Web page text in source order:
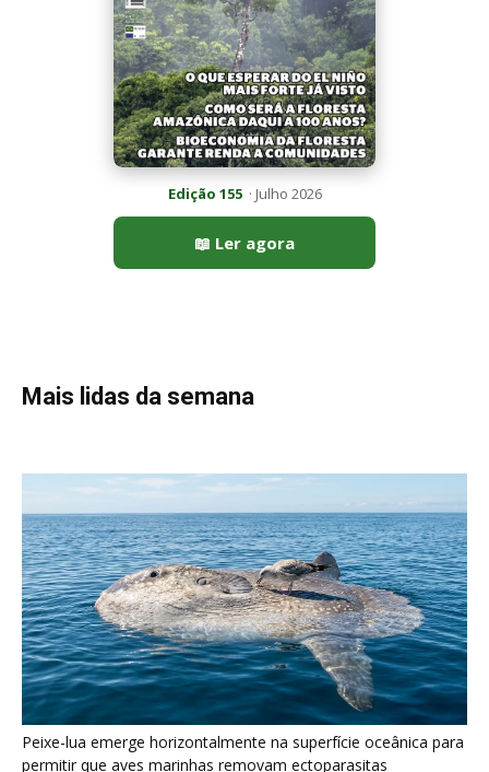
Mais lidas da semana
Peixe-lua emerge horizontalmente na superfície oceânica para
permitir que aves marinhas removam ectoparasitas
Seriema utiliza pernas longas e arremessa serpentes contra
rochas para subjugar presas peçonhentas nos campos